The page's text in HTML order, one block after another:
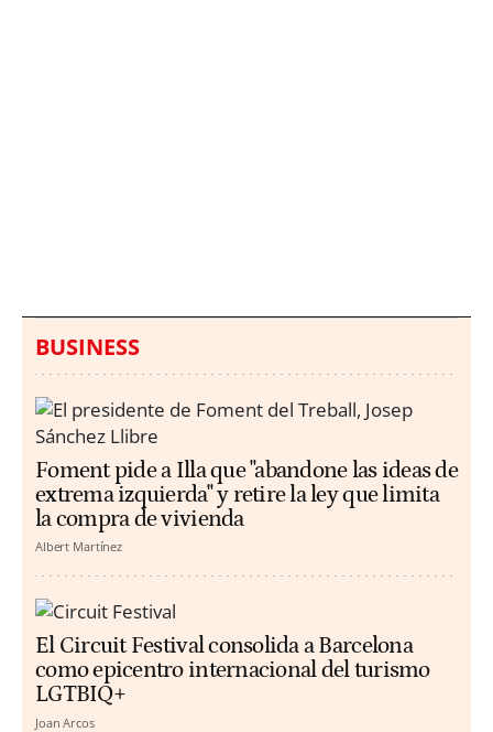
BUSINESS
Foment pide a Illa que "abandone las ideas de
extrema izquierda" y retire la ley que limita
la compra de vivienda
Albert Martínez
El Circuit Festival consolida a Barcelona
como epicentro internacional del turismo
LGTBIQ+
Joan Arcos